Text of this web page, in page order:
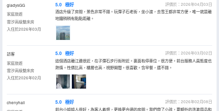
gladysGG
家庭旅遊
雲汐高級雙床房
入住於2026年03月
5.0 極好
評價於：2026年04月03日
酒店升級了房間，景色非常不錯。玩彈子石老街，坐小渡，去雪王都非常方便，唯一就是離
地鐵稍稍有點點距離。
訪客
家庭旅遊
雲汐高級雙床房
入住於2026年02月
5.0 極好
評價於：2026年03月02日
這個酒店離江邊很近，在子彈石步行街附近。裏面有停車位，很方便。前台服務人員態度也
熱情。性價比高，樓層也高，視野開闊。很喜歡。含早餐，還不錯。
chenyhall
5.0 極好
評價於：2026年02月08日
前台小姐姐人很好，為客人着想，更換更合適的房間。我們帶了小孩，要額外的洗漱用品和